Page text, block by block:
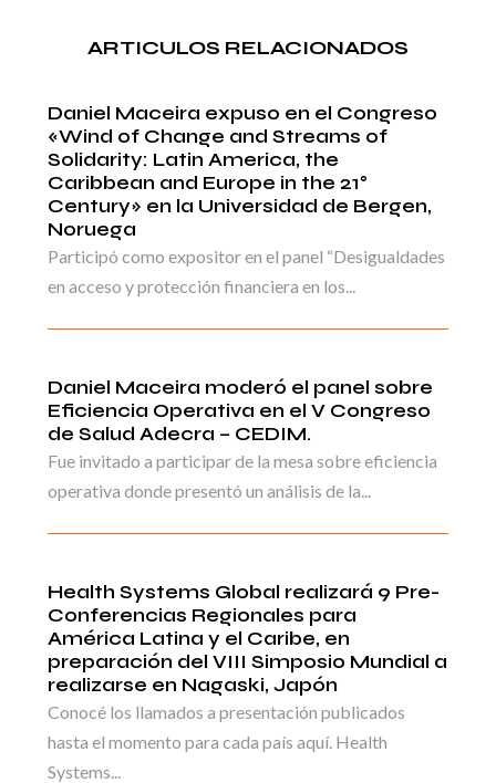
ARTICULOS RELACIONADOS
Daniel Maceira expuso en el Congreso
«Wind of Change and Streams of
Solidarity: Latin America, the
Caribbean and Europe in the 21°
Century» en la Universidad de Bergen,
Noruega
Participó como expositor en el panel “Desigualdades
en acceso y protección financiera en los...
Daniel Maceira moderó el panel sobre
Eficiencia Operativa en el V Congreso
de Salud Adecra – CEDIM.
Fue invitado a participar de la mesa sobre eficiencia
operativa donde presentó un análisis de la...
Health Systems Global realizará 9 Pre-
Conferencias Regionales para
América Latina y el Caribe, en
preparación del VIII Simposio Mundial a
realizarse en Nagaski, Japón
Conocé los llamados a presentación publicados
hasta el momento para cada país aquí. Health
Systems...